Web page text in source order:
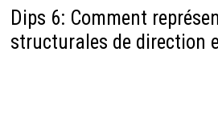
Dips 6: Comment
structurales de direction